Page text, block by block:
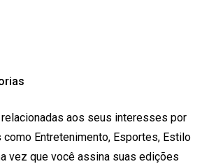
aos seus interesses por
Entretenimento, Esportes, Estilo
vez que você assina suas edições